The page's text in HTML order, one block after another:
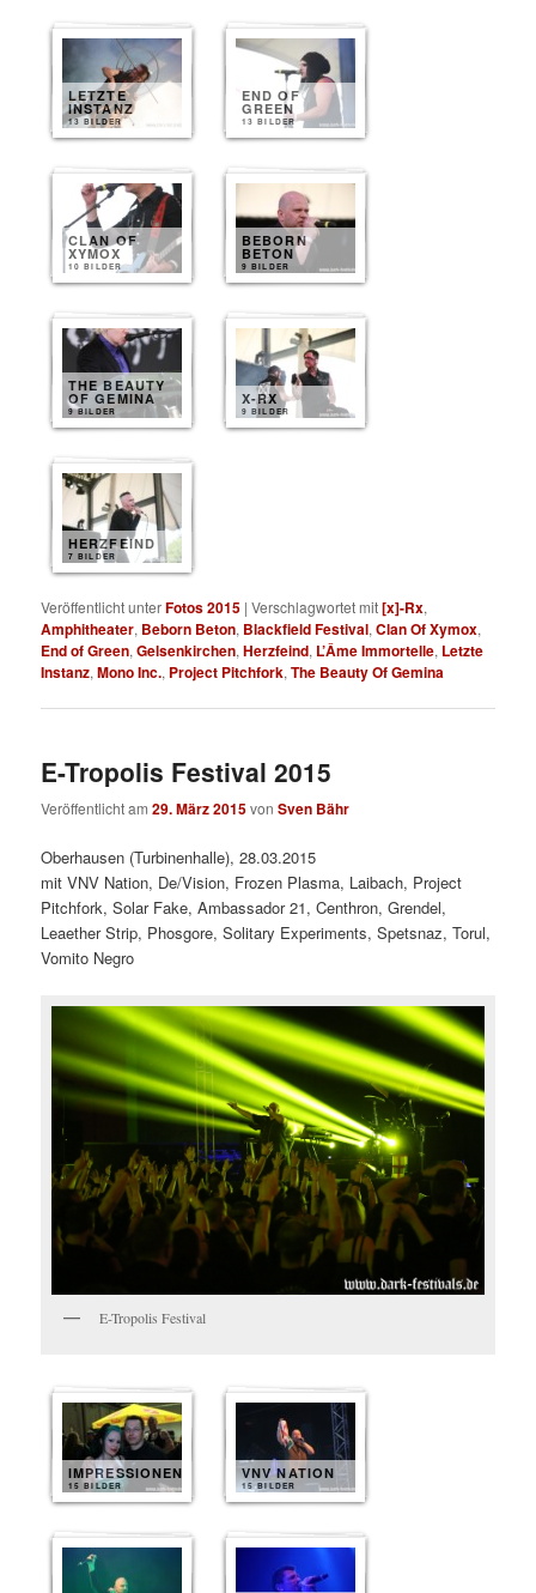
LETZTE
INSTANZ
13 BILDER
END OF
GREEN
13 BILDER
CLAN OF
XYMOX
10 BILDER
BEBORN
BETON
9 BILDER
THE BEAUTY
OF GEMINA
9 BILDER
X-RX
9 BILDER
HERZFEIND
7 BILDER
Veröffentlicht unterFotos 2015 |Verschlagwortet mit[x]-Rx,
Amphitheater, Beborn Beton, Blackfield Festival,Clan Of Xymox,
End of Green,Gelsenkirchen,Herzfeind, L’Âme Immortelle, Letzte
Instanz,Mono Inc., Project Pitchfork,The Beauty Of Gemina
E-Tropolis Festival 2015
Veröffentlicht am29. März 2015vonSven Bähr
Oberhausen (Turbinenhalle), 28.03.2015
mit VNV Nation, De/Vision, Frozen Plasma, Laibach, Project
Pitchfork, Solar Fake, Ambassador 21, Centhron, Grendel,
Leaether Strip, Phosgore, Solitary Experiments, Spetsnaz, Torul,
Vomito Negro
E-Tropolis Festival
IMPRESSIONEN
15 BILDER
VNV NATION
15 BILDER